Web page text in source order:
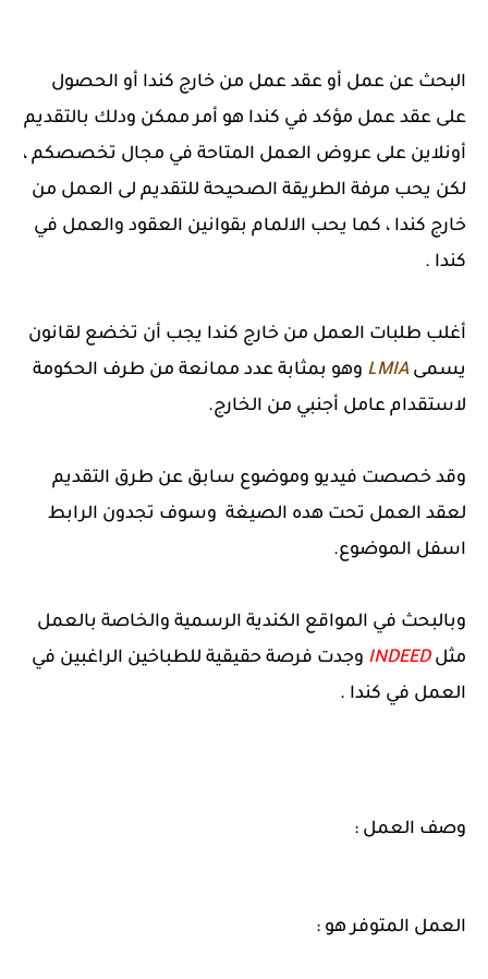
البحث عن عمل أو عقد عمل من خارج كندا أو الحصول
على عقد عمل مؤكد في كندا هو أمر ممكن ودلك بالتقديم
أونلاين على عروض العمل المتاحة في مجال تخصصكم ،
لكن يحب مرفة الطريقة الصحيحة للتقديم لى العمل من
خارج كندا ، كما يحب الالمام بقوانين العقود والعمل في
كندا .
أغلب طلبات العمل من خارج كندا يجب أن تخضع لقانون
يسمى LMIA وهو بمثابة عدد ممانعة من طرف الحكومة
لاستقدام عامل أجنبي من الخارج.
وقد خصصت فيديو وموضوع سابق عن طرق التقديم
لعقد العمل تحت هده الصيغة وسوف تجدون الرابط
اسفل الموضوع.
وبالبحث في المواقع الكندية الرسمية والخاصة بالعمل
مثل INDEED وجدت فرصة حقيقية للطباخين الراغبين في
العمل في كندا .
وصف العمل :
العمل المتوفر هو :